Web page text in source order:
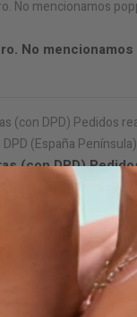
No
(con DPD)
con DPD (España
Embalaje discreto.
Notificarme cuando